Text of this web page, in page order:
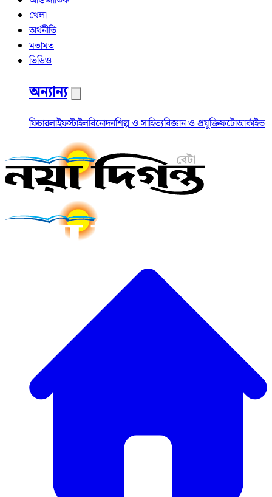
খেলা
অর্থনীতি
মতামত
ভিডিও
অন্যান্য
ফিচারলাইফস্টাইলবিনোদনশিল্প ও সাহিত্যবিজ্ঞান ও প্রযুক্তিফটোআর্কাইভ